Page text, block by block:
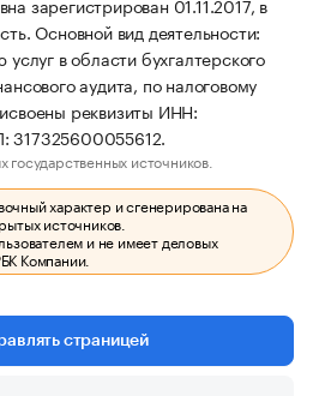
Основной вид деятельности:
в области бухгалтерского
аудита, по налоговому
реквизиты ИНН:
источников.
характер и сгенерирована на
источников.
и не имеет деловых
Компании.
страницей